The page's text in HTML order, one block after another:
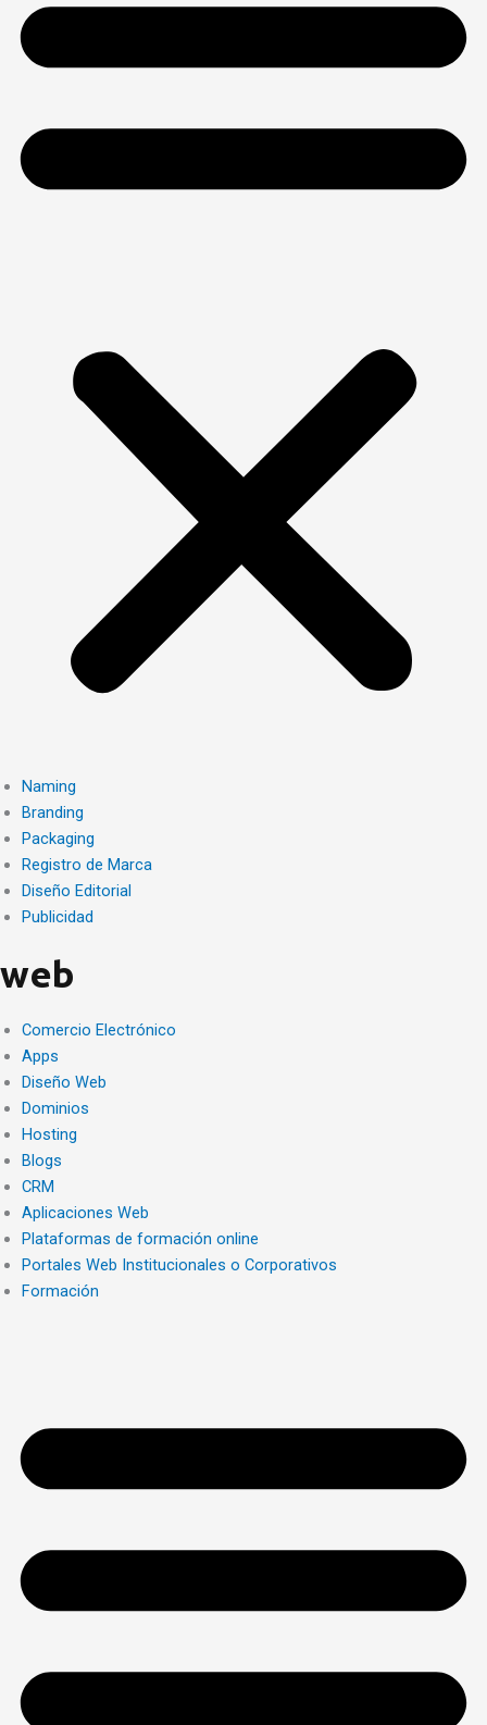
Naming
Branding
Packaging
Registro de Marca
Diseño Editorial
Publicidad
web
Comercio Electrónico
Apps
Diseño Web
Dominios
Hosting
Blogs
CRM
Aplicaciones Web
Plataformas de formación online
Portales Web Institucionales o Corporativos
Formación